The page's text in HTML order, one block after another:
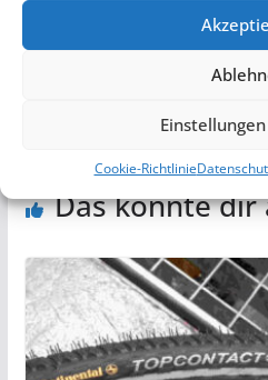
Cookie-Richtlinie
fotograf.de Anfragen für
es könnte Dein letzter sein!"
Das könnte dir